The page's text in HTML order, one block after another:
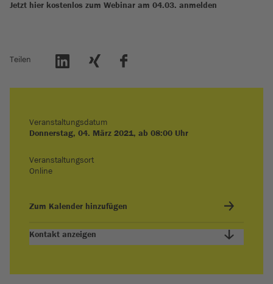
Jetzt hier kostenlos zum Webinar am 04.03. anmelden
Teilen
Veranstaltungsdatum
Donnerstag, 04. März 2021, ab 08:00 Uhr
Veranstaltungsort
Online
Zum Kalender hinzufügen
Kontakt anzeigen